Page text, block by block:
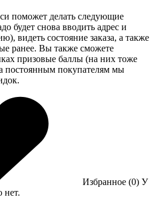
поможет делать следующие
будет снова вводить адрес и
видеть состояние заказа, а также
ранее. Вы также сможете
призовые баллы (на них тоже
постоянным покупателям мы
Избранное (0) У
нет.